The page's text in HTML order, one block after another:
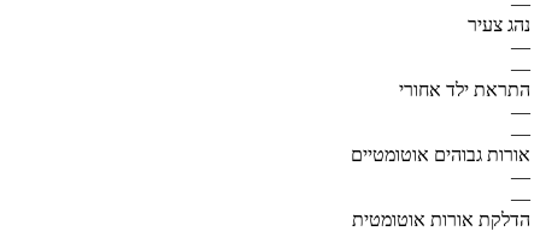
נהג צעיר
—
—
התראת ילד אחורי
—
—
אורות גבוהים אוטומטיים
—
—
הדלקת אורות אוטומטית